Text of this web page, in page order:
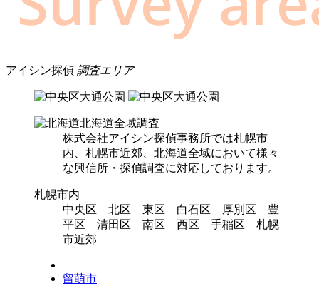
アイシン探偵 調査エリア
北海道全域調査
株式会社アイシン探偵事務所では札幌市
内、札幌市近郊、北海道全域において様々
な興信所・探偵調査に対応しております。
札幌市内
中央区 北区 東区 白石区 厚別区 豊
平区 清田区 南区 西区 手稲区 札幌
市近郊
留萌市